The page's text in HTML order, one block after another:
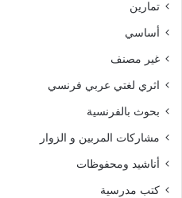
تمارين
أساسي
غير مصنف
اثري لغتي عربي فرنسي
بحوث بالفرنسية
مشاركات المربين و الزوار
أناشيد ومحفوظات
كتب مدرسية